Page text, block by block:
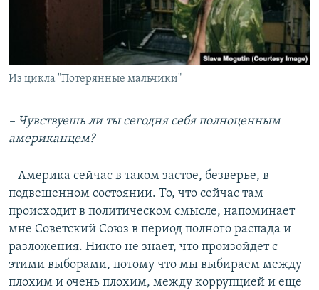
Из цикла "Потерянные мальчики"
– Чувствуешь ли ты сегодня себя полноценным
американцем?
– Америка сейчас в таком застое, безверье, в
подвешенном состоянии. То, что сейчас там
происходит в политическом смысле, напоминает
мне Советский Союз в период полного распада и
разложения. Никто не знает, что произойдет с
этими выборами, потому что мы выбираем между
плохим и очень плохим, между коррупцией и еще